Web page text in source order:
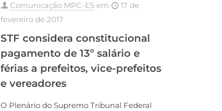
Comunicação MPC-ES em
17 de
fevereiro de 2017
STF considera constitucional
pagamento de 13º salário e
férias a prefeitos, vice-prefeitos
e vereadores
O Plenário do Supremo Tribunal Federal